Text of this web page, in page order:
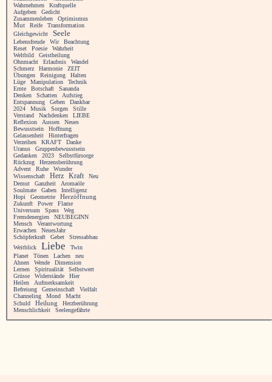
Wahrnehmen
Kraftquelle
Aufgeben
Gedicht
Zusammenleben
Optimismus
Mut
Reife
Transformation
Gleichgewicht
Seele
Lebensfreude Wir
Beachtung
Reset
Poesie
Wahrheit
Weltbild
Geistheilung
Ohnmacht
Erlaubnis
Wandel
Schmerz
Harmonie
ZEIT
Übungen
Reinigung
Halten
Lüge
Manipulation
Technik
Ernte
Botschaft
Sananda
Denken
Schatten
Aufstieg
Entspannung
Geben
Dankbar
2024
Musik Sorgen
Stille
Verstand
Nachdenken
LIEBE
Reflexion
Aussen
Neues
Bewusstsein
Hoffnung
Gelassenheit
Hinterfragen
Verzeihen
KRAFT
Danke
Uranus
Gruppenbewusstsein
Gedanken
2023
Selbstfürsorge
Rückzug
Herzensberührung
Advent
Ruhe
Wunder
Wissenschaft
Herz Kraft
Neu
Demut
Ganzheit
Aromaöle
Soulmate
Gaben
Intelligenz
Hopi
Geometrie
Herzöffnung
Zukunft
Power
Flame
Universum
Spass
Weg
Fremdenergien
NEUBEGINN
Mensch
Verantwortung
Erwachen
NeuesJahr
Schöpferkraft
Gebet
Stressabbau
Weitblick
Liebe
Twin
Planet
Tönen Lachen
neu
Ahnen
Wende
Dimension
Lernen
Spiritualität
Selbstwert
Grüsse
Widerstände
Hier
Heilen
Aufmerksamkeit
Befreiung
Gemeinschaft
Vielfalt
Channeling
Mond
Macht
Schuld
Heilung
Herzberührung
Menschlichkeit
Seelengefährte